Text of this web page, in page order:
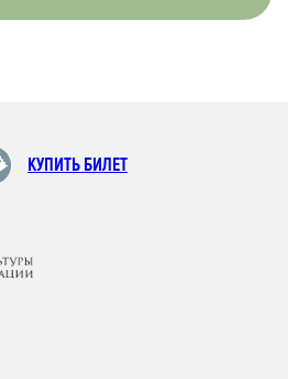
КУПИТЬ БИЛЕТ